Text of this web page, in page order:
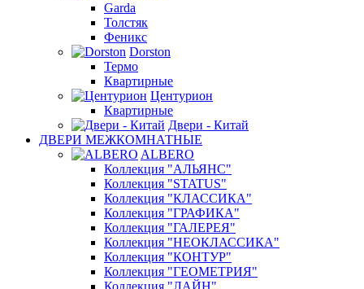
Garda
Толстяк
Феникс
Dorston
Термо
Квартирные
Центурион
Квартирные
Двери - Китай
ДВЕРИ МЕЖКОМНАТНЫЕ
ALBERO
Коллекция "АЛЬЯНС"
Коллекция "STATUS"
Коллекция "КЛАССИКА"
Коллекция "ГРАФИКА"
Коллекция "ГАЛЕРЕЯ"
Коллекция "НЕОКЛАССИКА"
Коллекция "КОНТУР"
Коллекция "ГЕОМЕТРИЯ"
Коллекция "ЛАЙН"